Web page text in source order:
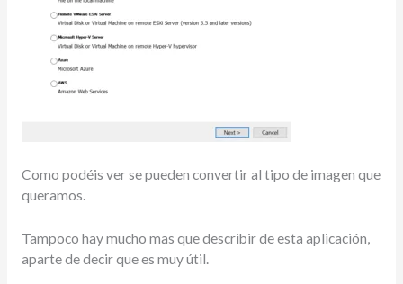
Como podéis ver se pueden convertir al tipo de imagen que
queramos.
Tampoco hay mucho mas que describir de esta aplicación,
aparte de decir que es muy útil.